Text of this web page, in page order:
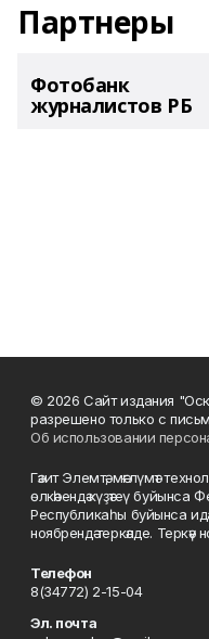
Партнеры
Фотобанк
журналистов РБ
© 2026 Сайт издания
разрешено только с
Об использовании
Гәзит Элемтә, мәғлүмәт
өлкәһендә күҙәтеү
Республикаһы буйынса
ноябрендә теркәлде.
Телефон
8(34772) 2-15-04
Эл. почта